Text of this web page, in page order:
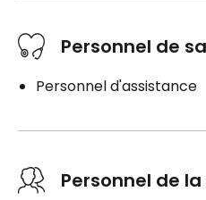
Personnel de
Personnel d'assistance
Personnel de